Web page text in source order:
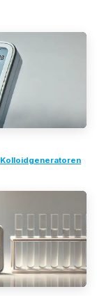
Kolloidgeneratoren